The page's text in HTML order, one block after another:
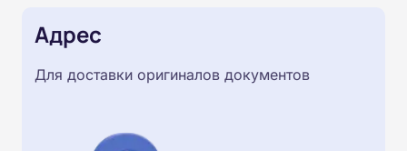
Адрес
Для доставки оригиналов документов